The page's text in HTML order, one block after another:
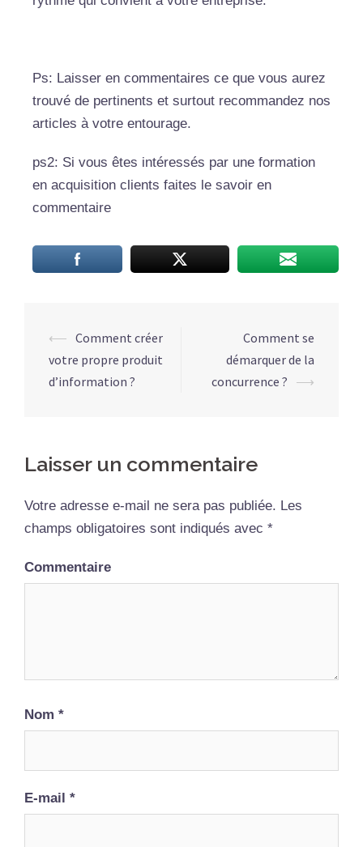
Ps: Laisser en commentaires ce que vous aurez
trouvé de pertinents et surtout recommandez nos
articles à votre entourage.
ps2: Si vous êtes intéressés par une formation
en acquisition clients faites le savoir en
commentaire
⟵ Comment créer
votre propre produit
d’information ?
Comment se
démarquer de la
concurrence ? ⟶
Laisser un commentaire
Votre adresse e-mail ne sera pas publiée. Les
champs obligatoires sont indiqués avec *
Commentaire
Nom *
E-mail *